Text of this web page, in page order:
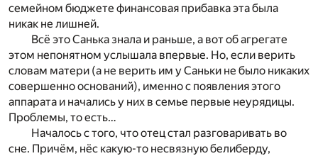
семейном бюджете финансовая прибавка эта была
никак не лишней.
Всё это Санька знала и раньше, а вот об агрегате
этом непонятном услышала впервые. Но, если верить
словам матери (а не верить им у Саньки не было никаких
совершенно оснований), именно с появления этого
аппарата и начались у них в семье первые неурядицы.
Проблемы, то есть…
Началось с того, что отец стал разговаривать во
сне. Причём, нёс какую-то несвязную белиберду,